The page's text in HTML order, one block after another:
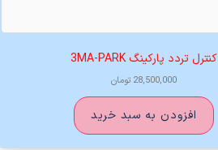
کنترل تردد پارکینگ 3MA-PARK
28,500,000 تومان
افزودن به سبد خرید